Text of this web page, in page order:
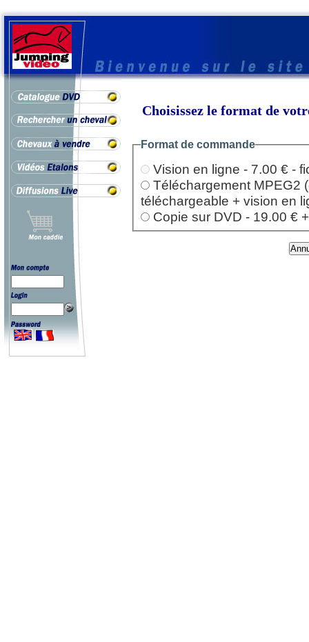
Choisissez le format de
Format de commande
Vision en ligne - 7.00 € -
Téléchargement MPEG2
téléchargeable + vision en
Copie sur DVD - 19.00 €